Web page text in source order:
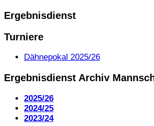
Ergebnisdienst
Turniere
Dähnepokal 2025/26
Ergebnisdienst Archiv
2025/26
2024/25
2023/24